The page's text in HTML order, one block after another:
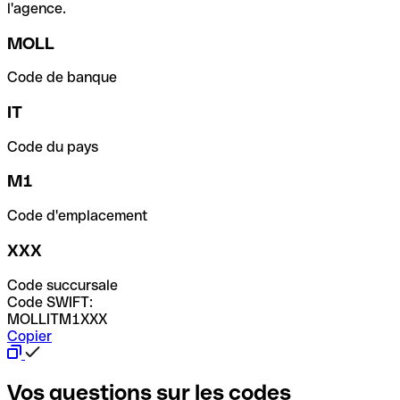
l'agence.
MOLL
Code de banque
IT
Code du pays
M1
Code d'emplacement
XXX
Code succursale
Code SWIFT:
MOLLITM1XXX
Copier
Vos questions sur les codes